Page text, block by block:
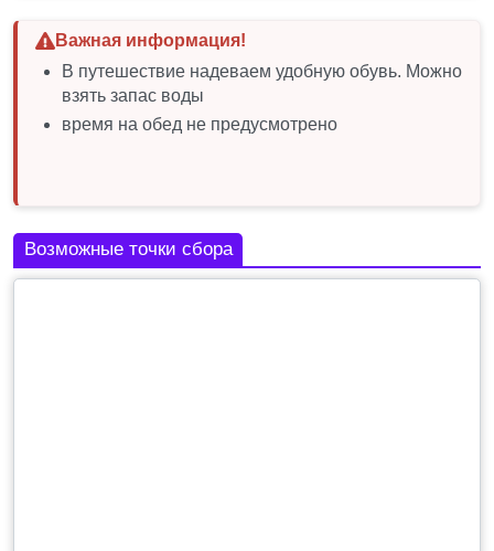
Важная информация!
В путешествие надеваем удобную обувь. Можно
взять запас воды
время на обед не предусмотрено
Возможные точки сбора